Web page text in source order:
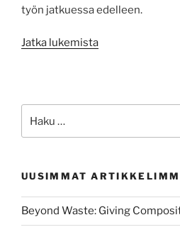
työn jatkuessa edelleen.
Jatka lukemista
UUSIMMAT
Beyond Waste: Giving